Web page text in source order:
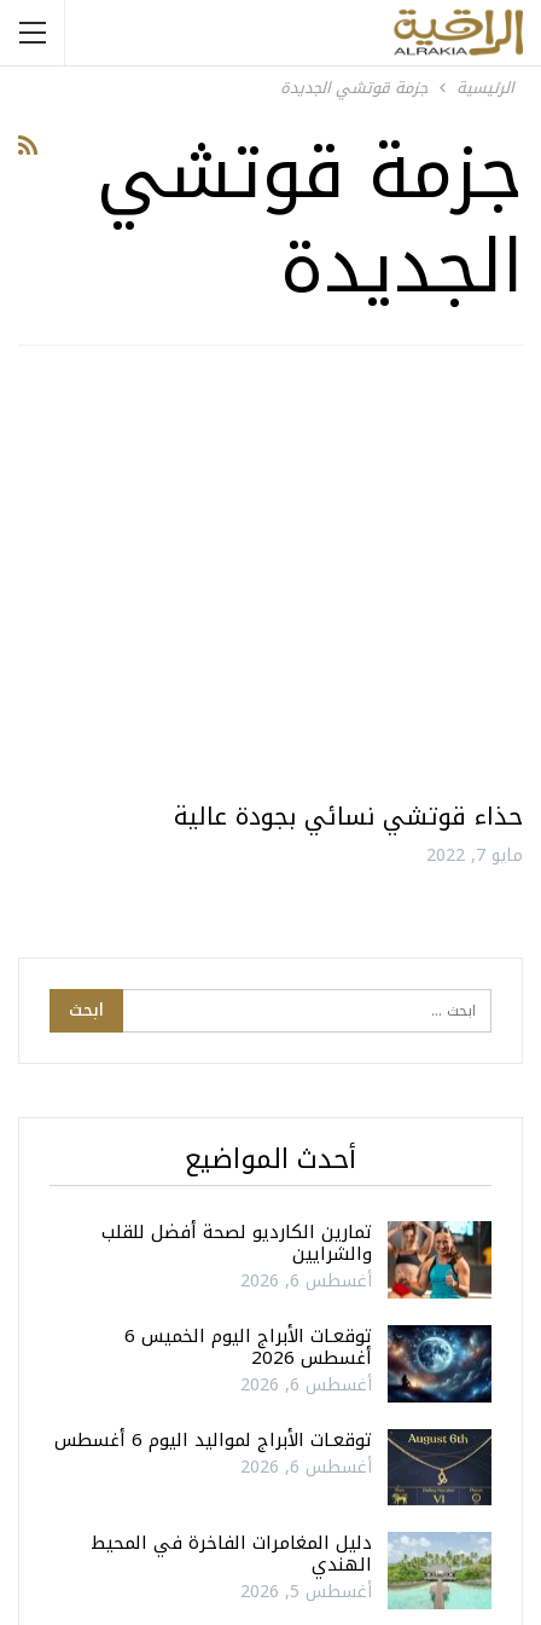
الرئيسية جزمة قوتشي الجديدة
جزمة قوتشي
الجديدة
حذاء قوتشي نسائي بجودة عالية
مايو 7, 2022
أحدث المواضيع
تمارين الكارديو لصحة أفضل للقلب
والشرايين
أغسطس 6, 2026
توقعـات الأبراج اليوم الخميس 6
أغسطس 2026
أغسطس 6, 2026
توقعـات الأبراج لمواليد اليوم 6 أغسطس
أغسطس 6, 2026
دليل المغامرات الفاخرة في المحيط
الهندي
أغسطس 5, 2026